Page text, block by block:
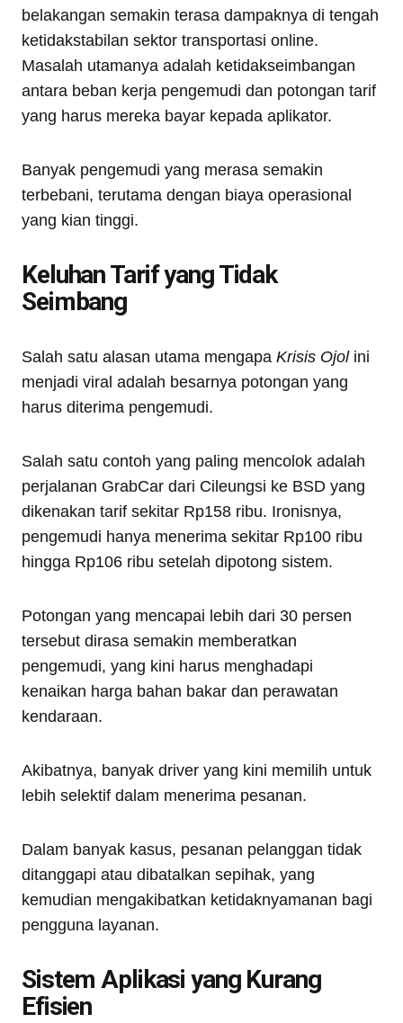
belakangan semakin terasa dampaknya di tengah
ketidakstabilan sektor transportasi online.
Masalah utamanya adalah ketidakseimbangan
antara beban kerja pengemudi dan potongan tarif
yang harus mereka bayar kepada aplikator.
Banyak pengemudi yang merasa semakin
terbebani, terutama dengan biaya operasional
yang kian tinggi.
Keluhan Tarif yang Tidak
Seimbang
Salah satu alasan utama mengapa Krisis Ojolini
menjadi viral adalah besarnya potongan yang
harus diterima pengemudi.
Salah satu contoh yang paling mencolok adalah
perjalanan GrabCar dari Cileungsi ke BSD yang
dikenakan tarif sekitar Rp158 ribu. Ironisnya,
pengemudi hanya menerima sekitar Rp100 ribu
hingga Rp106 ribu setelah dipotong sistem.
Potongan yang mencapai lebih dari 30 persen
tersebut dirasa semakin memberatkan
pengemudi, yang kini harus menghadapi
kenaikan harga bahan bakar dan perawatan
kendaraan.
Akibatnya, banyak driver yang kini memilih untuk
lebih selektif dalam menerima pesanan.
Dalam banyak kasus, pesanan pelanggan tidak
ditanggapi atau dibatalkan sepihak, yang
kemudian mengakibatkan ketidaknyamanan bagi
pengguna layanan.
Sistem Aplikasi yang Kurang
Efisien